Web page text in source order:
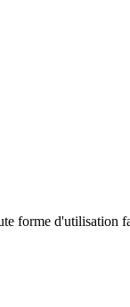
forme d'utilisation